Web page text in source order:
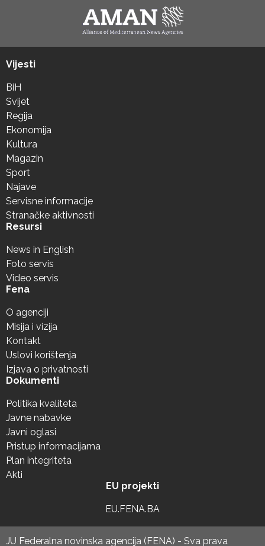
Vijesti
BiH
Svijet
Regija
Ekonomija
Kultura
Magazin
Sport
Najave
Servisne informacije
Stranačke aktivnosti
Resursi
News in English
Foto servis
Video servis
Fena
O agenciji
Misija i vizija
Kontakt
Uslovi korištenja
Izjava o privatnosti
Dokumenti
Politika kvaliteta
Javne nabavke
Javni oglasi
Pristup informacijama
Plan integriteta
Akti
EU projekti
EU.FENA.BA
JU Federalna novinska agencija (FENA) - Sva prava